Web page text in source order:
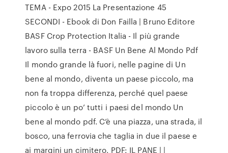
TEMA - Expo 2015 La Presentazione 45
SECONDI - Ebook di Don Failla | Bruno Editore
BASF Crop Protection Italia - Il più grande
lavoro sulla terra - BASF Un Bene Al Mondo Pdf
Il mondo grande là fuori, nelle pagine di Un
bene al mondo, diventa un paese piccolo, ma
non fa troppa differenza, perché quel paese
piccolo è un po’ tutti i paesi del mondo Un
bene al mondo pdf. C’è una piazza, una strada, il
bosco, una ferrovia che taglia in due il paese e
ai margini un cimitero. PDF: IL PANE | |